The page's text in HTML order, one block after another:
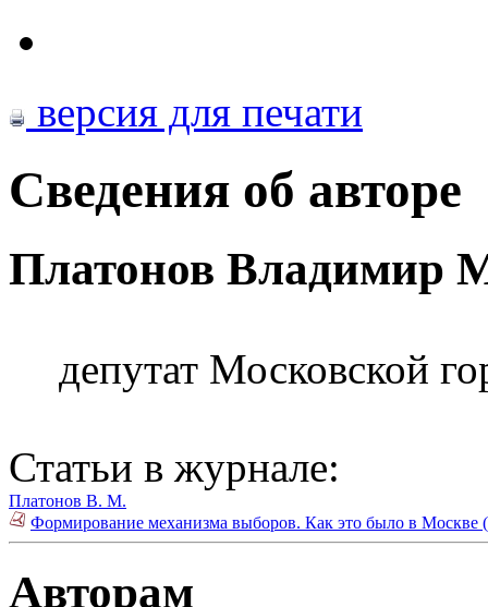
версия для печати
Сведения об авторе
Платонов Владимир
депутат Московской
Статьи в журнале:
Платонов В. М.
Формирование механизма выборов. Как это было в Москве
Авторам